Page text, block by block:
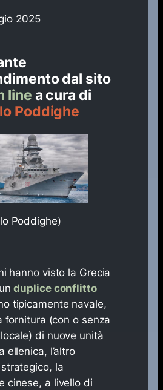
2025
dal sito
line a cura di
Poddighe
Poddighe)
hanno visto la Grecia
duplice conflitto
tipicamente navale,
fornitura (con o senza
di nuove unità
ellenica, l’altro
strategico, la
cinese, a livello di